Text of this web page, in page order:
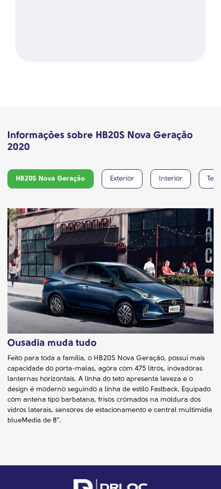
Informações sobre HB20S Nova Geração
2020
HB20S Nova Geração Exterior Interior
Ousadia muda tudo
Feito para toda a família, o HB20S Nova Geração, possui mais
capacidade do porta-malas, agora com 475 litros, inovadoras
lanternas horizontais. A linha do teto apresenta leveza e o
design é moderno seguindo a linha de estilo Fastback. Equipado
com antena tipo barbatana, frisos cromados na moldura dos
vidros laterais, sensores de estacionamento e central multimídia
blueMedia de 8”.